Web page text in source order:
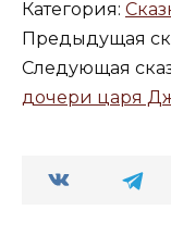
Категория:
Предыдущая
Следующая
дочери царя